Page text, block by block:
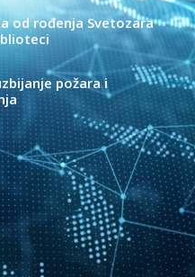
od rođenja Svetozara
požara i